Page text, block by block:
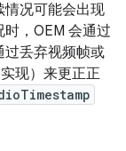
情况可能会出现
，OEM 会通过
过丢弃视频帧或
现）来更正正